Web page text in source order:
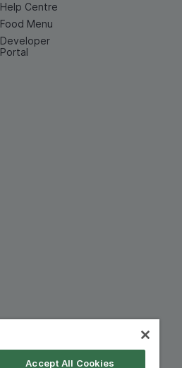
Help Centre
Food Menu
Developer
Portal
Accept All Cookies